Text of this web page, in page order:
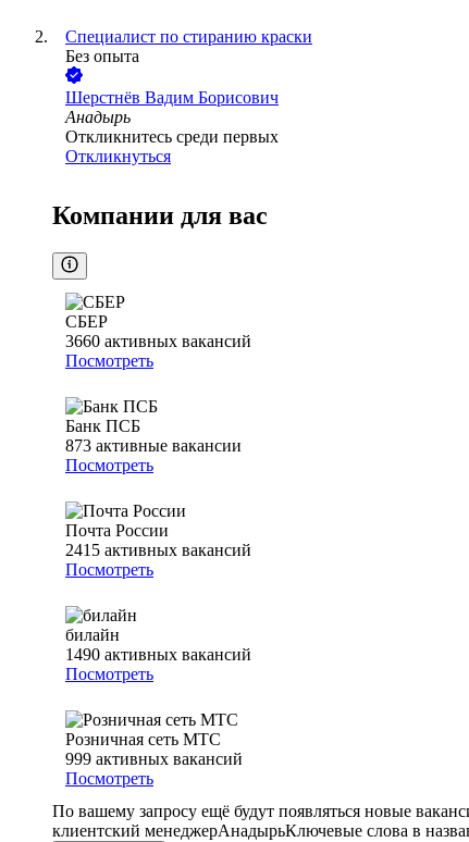
Специалист по стиранию краски
Без опыта
Шерстнёв Вадим Борисович
Анадырь
Откликнитесь среди первых
Откликнуться
Компании для вас
СБЕР
3660 активных вакансий
Посмотреть
Банк ПСБ
873 активные вакансии
Посмотреть
Почта России
2415 активных вакансий
Посмотреть
билайн
1490 активных вакансий
Посмотреть
Розничная сеть МТС
999 активных вакансий
Посмотреть
По вашему запросу ещё будут появляться новые
клиентский менеджерАнадырьКлючевые слова в